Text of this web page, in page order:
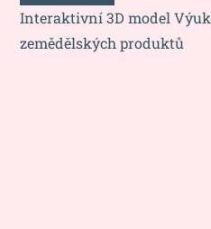
Interaktivní 3D model
zemědělských produktů